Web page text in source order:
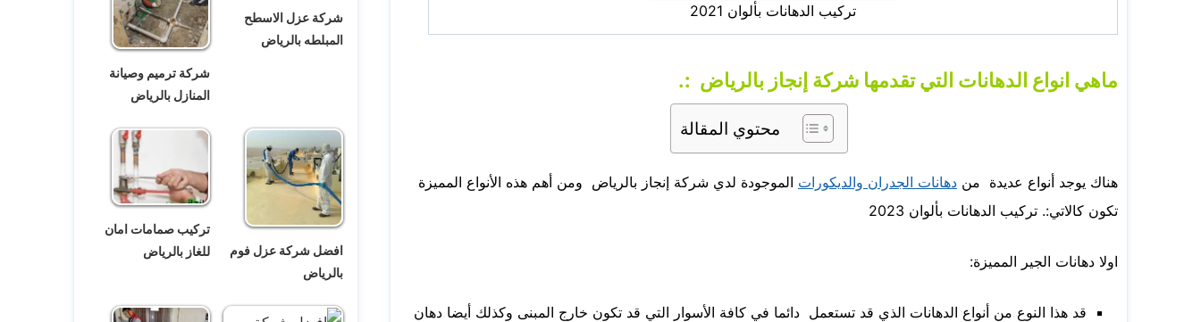
تركيب الدهانات بألوان 2021
ماهي انواع الدهانات التي تقدمها شركة إنجاز بالرياض :.
محتوي المقالة
هناك يوجد أنواع عديدة من دهانات الجدران والديكورات الموجودة لدي شركة إنجاز بالرياض ومن أهم هذه الأنواع المميزة
تكون كالاتي:. تركيب الدهانات بألوان 2023
اولا دهانات الجير المميزة:
قد هذا النوع من أنواع الدهانات الذي قد تستعمل دائما في كافة الأسوار التي قد تكون خارج المبنى وكذلك أيضا دهان
شركة عزل الاسطح
المبلطه بالرياض
شركة ترميم وصيانة
المنازل بالرياض
افضل شركة عزل فوم
بالرياض
تركيب صمامات امان
للغاز بالرياض